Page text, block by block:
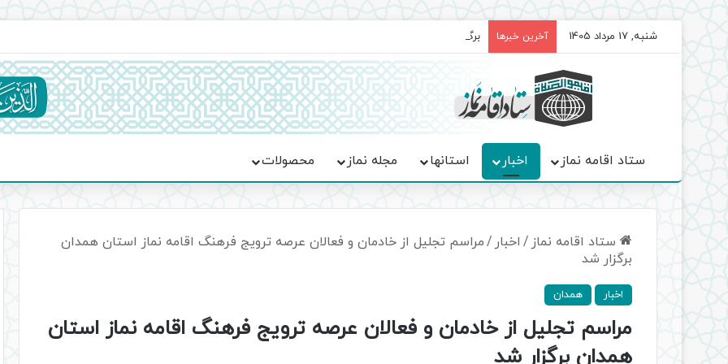
شنبه, 17 مرداد 1405 آخرین خبرها برگزاری باشکوه نمازهای جماعت در موکب فاطمه الزهرا (س)
ستاد اقامه نماز اخبار استانها مجله نماز محصولات
ستاد اقامه نماز / اخبار /مراسم تجلیل از خادمان و فعالان عرصه ترویج فرهنگ اقامه نماز استان همدان
برگزار شد
اخبار همدان
مراسم تجلیل از خادمان و فعالان عرصه ترویج فرهنگ اقامه نماز استان
همدان برگزار شد